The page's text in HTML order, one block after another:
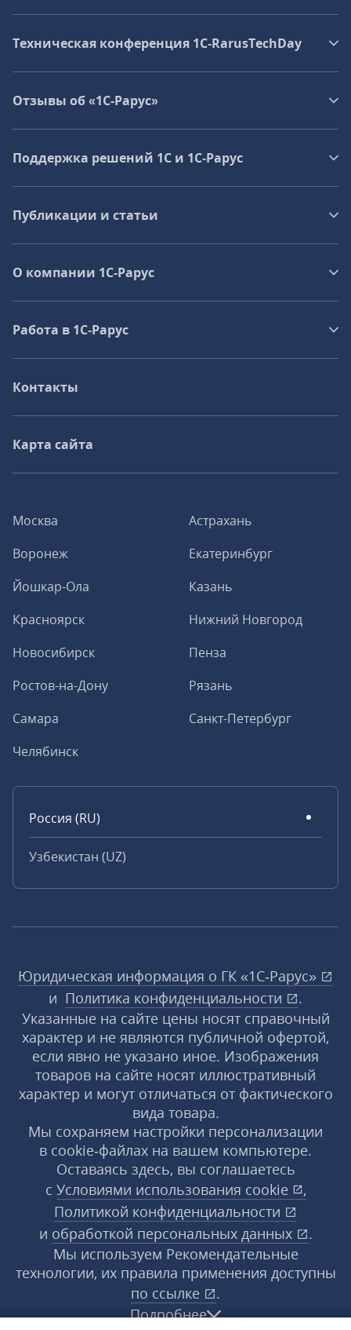
Москва
Астрахань
Воронеж
Екатеринбург
Йошкар-Ола
Казань
Красноярск
Нижний Новгород
Новосибирск
Пенза
Ростов-на-Дону
Рязань
Самара
Санкт-Петербург
Челябинск
Россия (RU)
Узбекистан (UZ)
Техническая конференция 1C‑RarusTechDay
Отзывы об «1С-Рарус»
Поддержка решений 1С и 1С‑Рарус
Публикации и статьи
О компании 1C-Рарус
Работа в 1С‑Рарус
Контакты
Карта сайта
Юридическая информация о ГК «1С‑Рарус»
и Политика конфиденциальности
.
Указанные на сайте цены носят справочный
характер и не являются публичной офертой,
если явно не указано иное. Изображения
товаров на сайте носят иллюстративный
характер и могут отличаться от фактического
вида товара.
Мы сохраняем настройки персонализации
в cookie‑файлах на вашем компьютере.
Оставаясь здесь, вы соглашаетесь
с Условиями использования cookie
,
Политикой конфиденциальности
и обработкой персональных данных
.
Мы используем Рекомендательные
технологии, их правила применения доступны
по ссылке
.
Подробнее